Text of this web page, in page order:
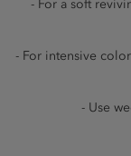
- For a soft
- For intensive
- Use